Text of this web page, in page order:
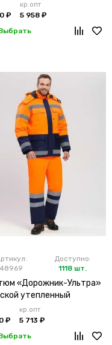
₽
кр.опт
5 958 ₽
48969
Доступно:
1118 шт.
«Дорожник-Ультра»
утепленный
₽
кр.опт
5 713 ₽